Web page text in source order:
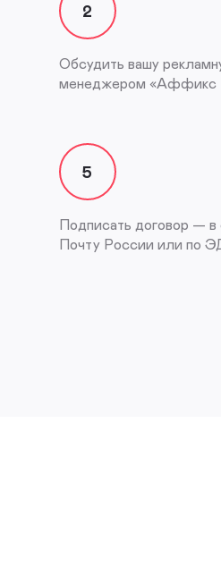
2
Обсудить вашу
менеджером «Аффикс
5
Подписать договор —
Почту России или по